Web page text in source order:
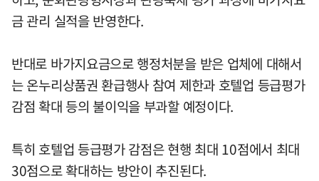
금 관리 실적을 반영한다.
반대로 바가지요금으로 행정처분을 받은 업체에 대해서
는 온누리상품권 환급행사 참여 제한과 호텔업 등급평가
감점 확대 등의 불이익을 부과할 예정이다.
특히 호텔업 등급평가 감점은 현행 최대 10점에서 최대
30점으로 확대하는 방안이 추진된다.